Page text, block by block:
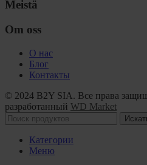
Meistä
Om oss
О нас
Блог
Контакты
© 2024 B2Y SIA. Все права
разработанный WD Market
Категории
Меню